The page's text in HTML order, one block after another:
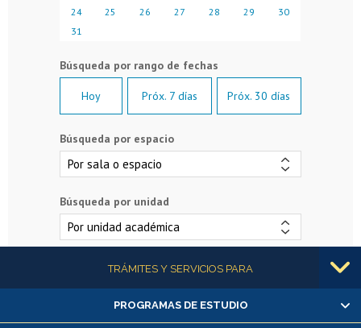
24
25 26 27 28 29
30
31
Hoy Próx. 7 días Próx. 30 días
Búsqueda por espacio
Búsqueda por unidad
Más informaciónTRÁMITES Y SERVICIOS PARA
Alumnas/os y exalumnas/os
PROGRAMAS DE ESTUDIO